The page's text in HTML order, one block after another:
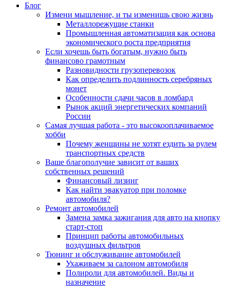
Блог
Измени мышление, и ты изменишь свою жизнь
Металлорежущие станки
Промышленная автоматизация как основа
экономического роста предприятия
Если хочешь быть богатым, нужно быть
финансово грамотным
Разновидности грузоперевозок
Как определить подлинность серебряных
монет
Особенности сдачи часов в ломбард
Рынок акций энергетических компаний
России
Самая лучшая работа - это высокооплачиваемое
хобби
Почему женщины не хотят ездить за рулем
транспортных средств
Ваше благополучие зависит от ваших
собственных решений
Финансовый лизинг
Как найти эвакуатор при поломке
автомобиля?
Ремонт автомобилей
Замена замка зажигания для авто на кнопку
старт-стоп
Принцип работы автомобильных
воздушных фильтров
Тюнинг и обслуживание автомобилей
Ухаживаем за салоном автомобиля
Полироли для автомобилей. Виды и
назначение